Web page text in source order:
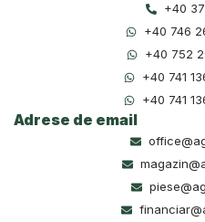
+40
+40 746
+40 752
+40 741
+40 741
Adrese de email